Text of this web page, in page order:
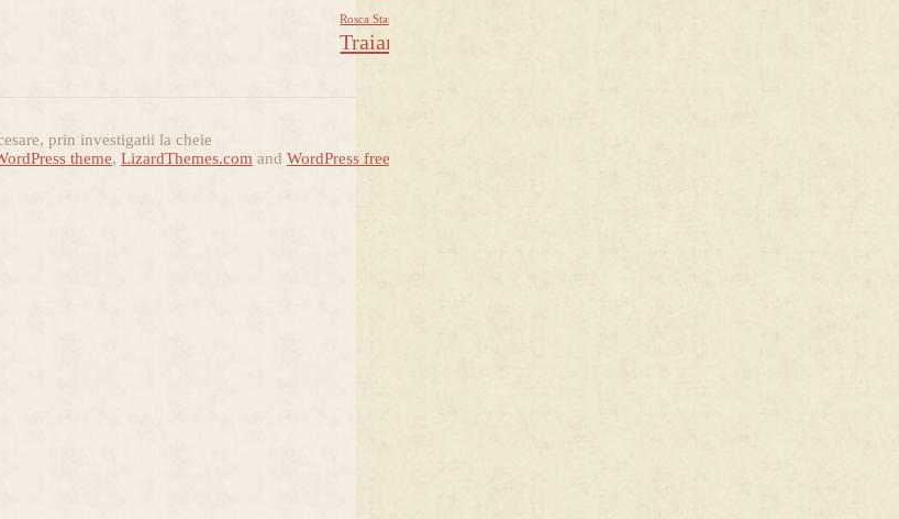
Rosca Stanescu
Traian Basescu
prin investigatii la cheie
theme, LizardThemes.com and WordPress free themes